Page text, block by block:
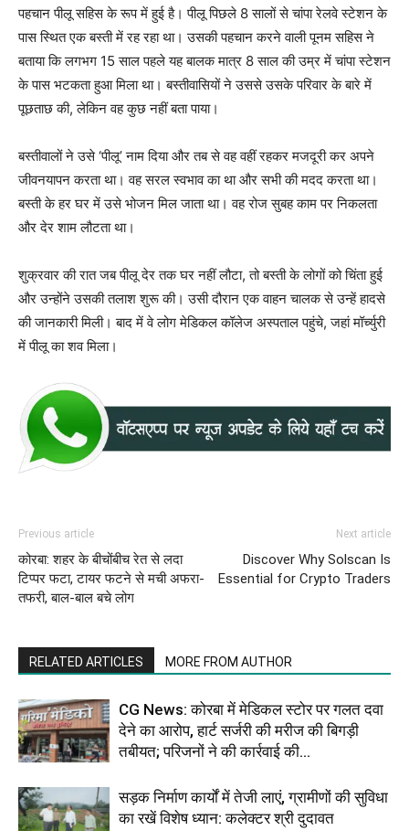
पहचान पीलू सहिस के रूप में हुई है। पीलू पिछले 8 सालों से चांपा रेलवे स्टेशन के
पास स्थित एक बस्ती में रह रहा था। उसकी पहचान करने वाली पूनम सहिस ने
बताया कि लगभग 15 साल पहले यह बालक मात्र 8 साल की उम्र में चांपा स्टेशन
के पास भटकता हुआ मिला था। बस्तीवासियों ने उससे उसके परिवार के बारे में
पूछताछ की, लेकिन वह कुछ नहीं बता पाया।
बस्तीवालों ने उसे ‘पीलू’ नाम दिया और तब से वह वहीं रहकर मजदूरी कर अपने
जीवनयापन करता था। वह सरल स्वभाव का था और सभी की मदद करता था।
बस्ती के हर घर में उसे भोजन मिल जाता था। वह रोज सुबह काम पर निकलता
और देर शाम लौटता था।
शुक्रवार की रात जब पीलू देर तक घर नहीं लौटा, तो बस्ती के लोगों को चिंता हुई
और उन्होंने उसकी तलाश शुरू की। उसी दौरान एक वाहन चालक से उन्हें हादसे
की जानकारी मिली। बाद में वे लोग मेडिकल कॉलेज अस्पताल पहुंचे, जहां मॉर्च्युरी
में पीलू का शव मिला।
Previous article
कोरबा: शहर के बीचोंबीच रेत से लदा
टिप्पर फटा, टायर फटने से मची अफरा-
तफरी, बाल-बाल बचे लोग
Next article
Discover Why Solscan Is
Essential for Crypto Traders
RELATED ARTICLES MORE FROM AUTHOR
CG News: कोरबा में मेडिकल स्टोर पर गलत दवा
देने का आरोप, हार्ट सर्जरी की मरीज की बिगड़ी
तबीयत; परिजनों ने की कार्रवाई की...
सड़क निर्माण कार्यों में तेजी लाएं, ग्रामीणों की सुविधा
का रखें विशेष ध्यान: कलेक्टर श्री दुदावत